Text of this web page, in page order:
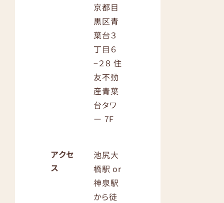
京都目
黒区青
葉台３
丁目６
−２８ 住
友不動
産青葉
台タワ
ー 7F
アクセ
ス
池尻大
橋駅 or
神泉駅
から徒